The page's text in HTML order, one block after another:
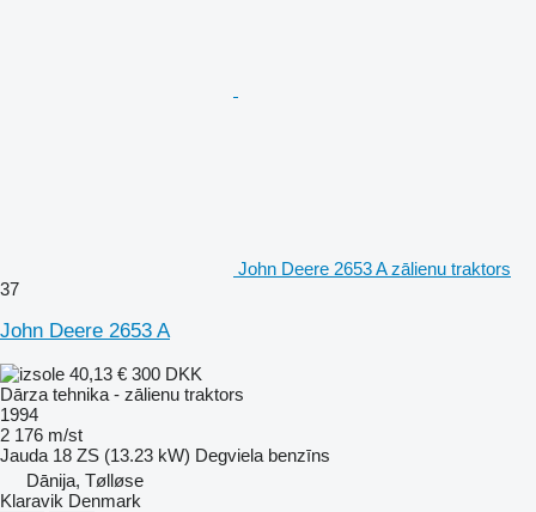
John Deere 2653 A zālienu traktors
37
John Deere 2653 A
40,13 € 300 DKK
Dārza tehnika - zālienu traktors
1994
2 176 m/st
Jauda 18 ZS (13.23 kW) Degviela benzīns
Dānija, Tølløse
Klaravik Denmark